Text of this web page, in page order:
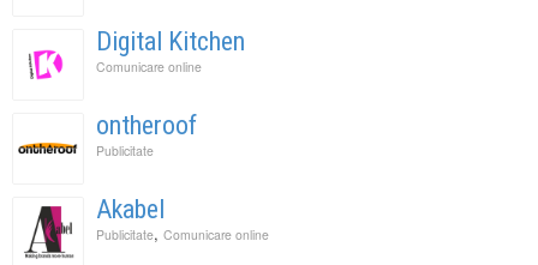
Digital Kitchen
Comunicare online
ontheroof
Publicitate
Akabel
Publicitate, Comunicare online